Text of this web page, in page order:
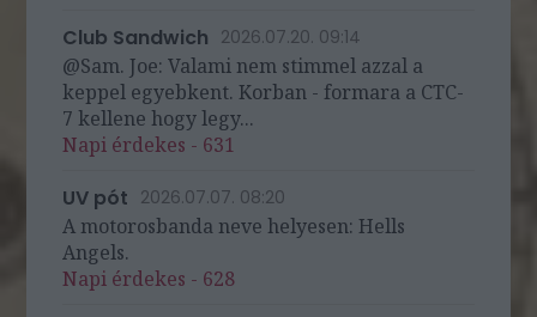
Club Sandwich 2026.07.20. 09:14
@Sam. Joe: Valami nem stimmel azzal a
keppel egyebkent. Korban - formara a CTC-
7 kellene hogy legy...
Napi érdekes - 631
UV pót 2026.07.07. 08:20
A motorosbanda neve helyesen: Hells
Angels.
Napi érdekes - 628